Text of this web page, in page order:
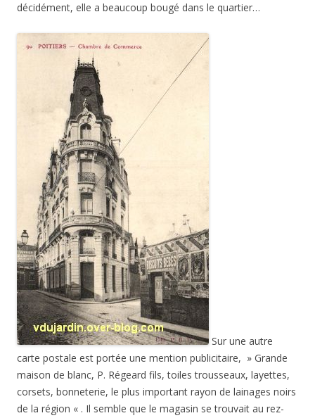
décidément, elle a beaucoup bougé dans le quartier…
Sur une autre
carte postale est portée une mention publicitaire, » Grande
maison de blanc, P. Régeard fils, toiles trousseaux, layettes,
corsets, bonneterie, le plus important rayon de lainages noirs
de la région « . Il semble que le magasin se trouvait au rez-